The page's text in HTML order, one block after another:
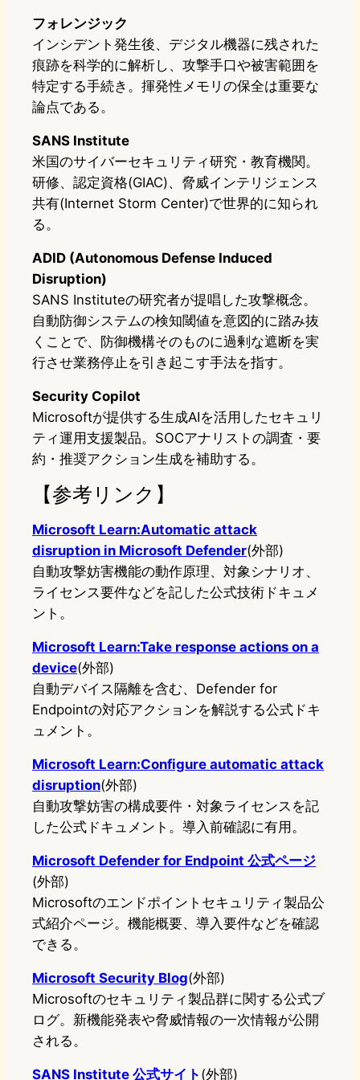
フォレンジック
インシデント発生後、デジタル機器に残された
痕跡を科学的に解析し、攻撃手口や被害範囲を
特定する手続き。揮発性メモリの保全は重要な
論点である。
SANS Institute
米国のサイバーセキュリティ研究・教育機関。
研修、認定資格(GIAC)、脅威インテリジェンス
共有(Internet Storm Center)で世界的に知られ
る。
ADID (Autonomous Defense Induced
Disruption)
SANS Instituteの研究者が提唱した攻撃概念。
自動防御システムの検知閾値を意図的に踏み抜
くことで、防御機構そのものに過剰な遮断を実
行させ業務停止を引き起こす手法を指す。
Security Copilot
Microsoftが提供する生成AIを活用したセキュリ
ティ運用支援製品。SOCアナリストの調査・要
約・推奨アクション生成を補助する。
【参考リンク】
Microsoft Learn:Automatic attack
disruption in Microsoft Defender(外部)
自動攻撃妨害機能の動作原理、対象シナリオ、
ライセンス要件などを記した公式技術ドキュメ
ント。
Microsoft Learn:Take response actions on a
device(外部)
自動デバイス隔離を含む、Defender for
Endpointの対応アクションを解説する公式ドキ
ュメント。
Microsoft Learn:Configure automatic attack
disruption(外部)
自動攻撃妨害の構成要件・対象ライセンスを記
した公式ドキュメント。導入前確認に有用。
Microsoft Defender for Endpoint 公式ページ
(外部)
Microsoftのエンドポイントセキュリティ製品公
式紹介ページ。機能概要、導入要件などを確認
できる。
Microsoft Security Blog(外部)
Microsoftのセキュリティ製品群に関する公式ブ
ログ。新機能発表や脅威情報の一次情報が公開
される。
SANS Institute 公式サイト (外部)